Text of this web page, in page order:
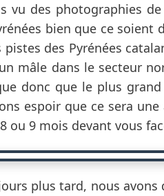
vu des photographies
bien que ce
pistes des Pyrénées
mâle dans le secteur
donc que le plus
espoir que ce sera
ou 9 mois devant vous
plus tard, nous